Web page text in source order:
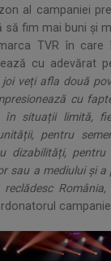
al campaniei
să fim mai buni și
TVR în
cu adevărat
joi veți afla două
cu
în situații limită,
pentru
dizabilități, pentru
sau a mediului și a
reclădesc